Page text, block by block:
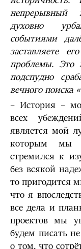
непрерывный
духовно
событиями
заставляете
проблемы. Это
подспудно
вечного поиска
– История –
всех
является мой
которым мы
стремился к
без всякой
то пригодится
что я
все дела и
проектов мы
будем писать
о том, что